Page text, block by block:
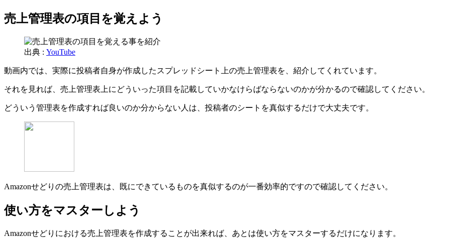
売上管理表の項目を覚えよう
出典 : YouTube
動画内では、実際に投稿者自身が作成したスプレッドシート上の売上管理表を、紹介してくれています。
それを見れば、売上管理表上にどういった項目を記載していかなけらばならないのかが分かるので確認してください。
どういう管理表を作成すれば良いのか分からない人は、投稿者のシートを真似するだけで大丈夫です。
Amazonせどりの売上管理表は、既にできているものを真似するのが一番効率的ですので確認してください。
使い方をマスターしよう
Amazonせどりにおける売上管理表を作成することが出来れば、あとは使い方をマスターするだけになります。